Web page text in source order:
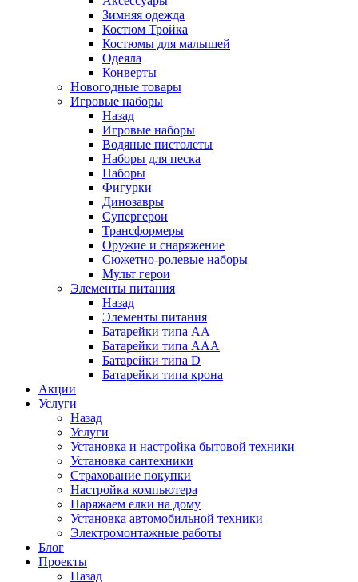
Зимняя одежда
Костюм Тройка
Костюмы для малышей
Одеяла
Конверты
Новогодные товары
Игровые наборы
Назад
Игровые наборы
Водяные пистолеты
Наборы для песка
Наборы
Фигурки
Динозавры
Супергерои
Трансформеры
Оружие и снаряжение
Сюжетно-ролевые наборы
Мульт герои
Элементы питания
Назад
Элементы питания
Батарейки типа АА
Батарейки типа ААА
Батарейки типа D
Батарейки типа крона
Акции
Услуги
Назад
Услуги
Установка и настройка бытовой техники
Установка сантехники
Страхование покупки
Настройка компьютера
Наряжаем елки на дому
Установка автомобильной техники
Электромонтажные работы
Блог
Проекты
Назад